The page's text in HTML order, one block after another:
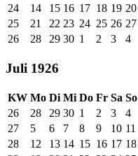
24
14 15 16 17 18 19 20
25
21 22 23 24 25 26 27
26
28 29 30 1 2 3 4
Juli 1926
KW Mo Di Mi Do Fr Sa So
26
28 29 30 1 2 3
4
27
5 6 7 8 9 10 11
28
12 13 14 15 16 17 18